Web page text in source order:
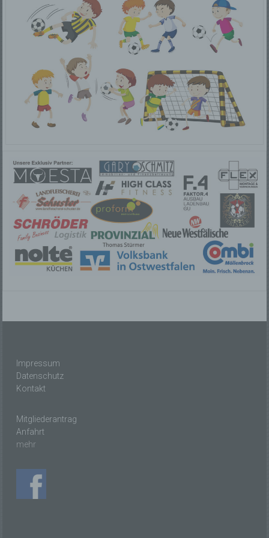
Impressum
Datenschutz
Kontakt
Mitgliederantrag
Anfahrt
mehr
natürliche Person beziehen, zu bewerten,
insbesondere, um Aspekte bezüglich Arbeitsleistung,
wirtschaftlicher Lage, Gesundheit, persönlicher
Vorlieben, Interessen, Zuverlässigkeit, Verhalten,
Aufenthaltsort oder Ortswechsel dieser natürlichen
Person zu analysieren oder vorherzusagen.
f) Pseudonymisierung
Pseudonymisierung ist die Verarbeitung
personenbezogener Daten in einer Weise, auf welche
können, sofern diese zusätzlichen Informationen
gesondert aufbewahrt werden und technischen und
organisatorischen Maßnahmen unterliegen, die
gewährleisten, dass die personenbezogenen Daten
nicht einer identifizierten oder identifizierbaren
natürlichen Person zugewiesen werden.
g) Verantwortlicher oder für die Verarbeitung
Verantwortlicher
und Mittel der Verarbeitung von personenbezogenen
bestimmten Kriterien seiner Benennung nach dem
Unionsrecht oder dem Recht der Mitgliedstaaten
vorgesehen werden.
h) Auftragsverarbeiter
Verantwortlichen verarbeitet.